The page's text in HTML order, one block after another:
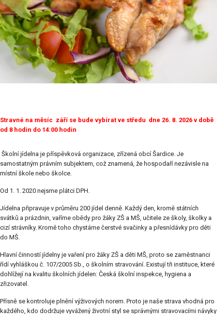
Stravné na měsíc září se bude vybírat ve středu dne 26. 8. 2026 v době
od 8 hodin do 14:00 hodin
Školní jídelna je příspěvková organizace, zřízená obcí Šardice. Je
samostatným právním subjektem, což znamená, že hospodaří nezávisle na
místní škole nebo školce.
Od 1. 1. 2020 nejsme plátci DPH.
Jídelna připravuje v průměru 200 jídel denně. Každý den, kromě státních
svátků a prázdnin, vaříme obědy pro žáky ZŠ a MŠ, učitele ze školy, školky a
cizí strávníky. Kromě toho chystáme čerstvé svačinky a přesnídávky pro děti
do MŠ.
Hlavní činností jídelny je vaření pro žáky ZŠ a děti MŠ, proto se zaměstnanci
řídí vyhláškou č. 107/2005 Sb., o školním stravování. Existují tři instituce, které
dohlížejí na kvalitu školních jídelen: Česká školní inspekce, hygiena a
zřizovatel.
Přísně se kontroluje plnění výživových norem. Proto je naše strava vhodná pro
každého, kdo dodržuje vyvážený životní styl se správnými stravovacími návyky